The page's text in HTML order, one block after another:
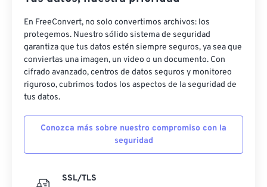
En FreeConvert, no solo convertimos archivos: los
protegemos. Nuestro sólido sistema de seguridad
garantiza que tus datos estén siempre seguros, ya sea que
conviertas una imagen, un video o un documento. Con
cifrado avanzado, centros de datos seguros y monitoreo
riguroso, cubrimos todos los aspectos de la seguridad de
tus datos.
Conozca más sobre nuestro compromiso con la
seguridad
SSL/TLS